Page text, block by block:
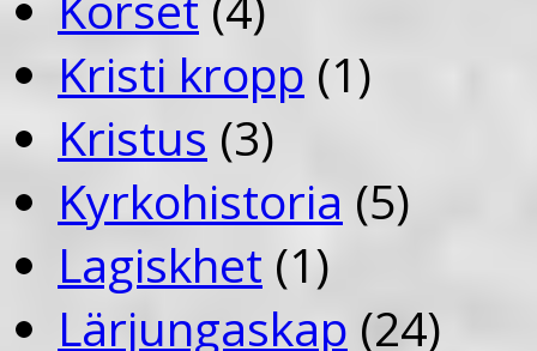
Kristi kropp (1)
Kristus (3)
Kyrkohistoria (5)
Lagiskhet (1)
Lärjungaskap (24)